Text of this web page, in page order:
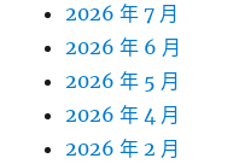
2026 年 7 月
2026 年 6 月
2026 年 5 月
2026 年 4 月
2026 年 2 月